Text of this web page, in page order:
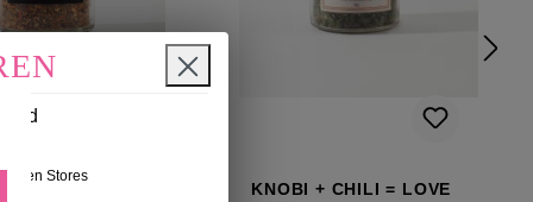
KNOBI + CHILI = LOVE
und
Stores